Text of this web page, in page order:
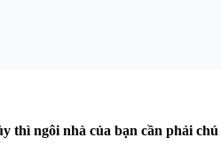
thì ngôi nhà của bạn cần phải